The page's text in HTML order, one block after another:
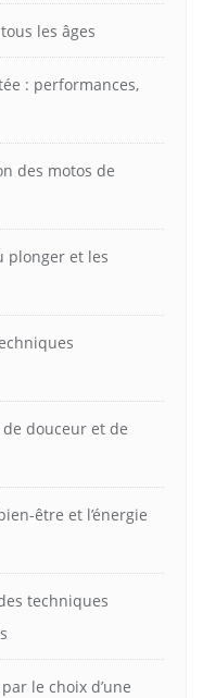
les âges
: performances,
des motos de
plonger et les
douceur et de
être et l’énergie
techniques
le choix d’une